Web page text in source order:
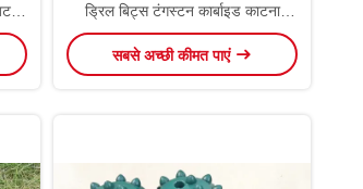
ड्रिल बिट्स टंगस्टन कार्बाइड काटना
उपकरण
सबसे अच्छी कीमत पाएं